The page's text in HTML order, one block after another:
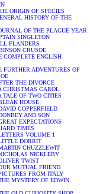
ORIGIN OF SPECIES
HISTORY OF THE
OF THE PLAGUE YEAR
SINGLETON
FLANDERS
CRUSOE
COMPLETE ENGLISH
FURTHER ADVENTURES OF
THE DIVORCE
CHRISTMAS CAROL
TALE OF TWO CITIES
HOUSE
COPPERFIELD
AND SON
EXPECTATIONS
TIMES
VOLUME 1
DORRIT
CHUZZLEWIT
NICKLEBY
TWIST
MUTUAL FRIEND
FROM ITALY
MYSTERY OF EDWIN